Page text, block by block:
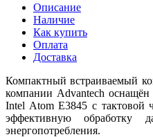
Описание
Наличие
Как купить
Оплата
Доставка
Компактный встраиваемый
компании Advantech
Intel Atom E3845 с тактовой
эффективную обработку
энергопотребления.